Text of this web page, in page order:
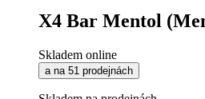
X4 Bar Mentol
Skladem online
a na 51 prodejnách